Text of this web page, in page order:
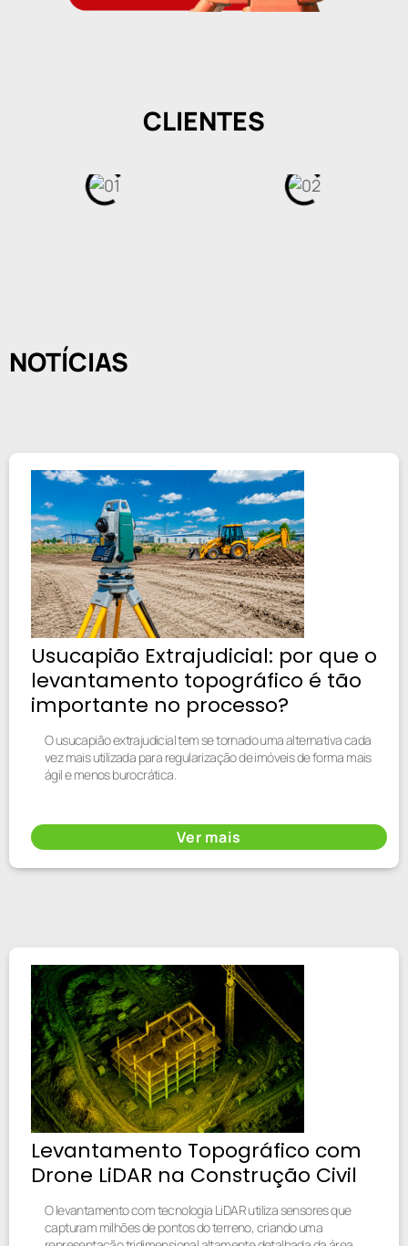
CLIENTES
NOTÍCIAS
Usucapião Extrajudicial: por que o
levantamento topográfico é tão
importante no processo?
O usucapião extrajudicial tem se tornado uma alternativa cada
vez mais utilizada para regularização de imóveis de forma mais
ágil e menos burocrática.
Ver mais
Levantamento Topográfico com
Drone LiDAR na Construção Civil
O levantamento com tecnologia LiDAR utiliza sensores que
capturam milhões de pontos do terreno, criando uma